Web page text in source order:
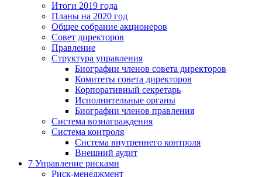
Итоги 2019 года
Планы на 2020 год
Общее собрание акционеров
Совет директоров
Правление
Структура управления
Биографии членов совета директоров
Комитеты совета директоров
Корпоративный секретарь
Исполнительные органы
Биографии членов правления
Система вознаграждения
Система контроля
Система внутреннего контроля
Внешний аудит
7 Управление рисками
Риск-менеджмент